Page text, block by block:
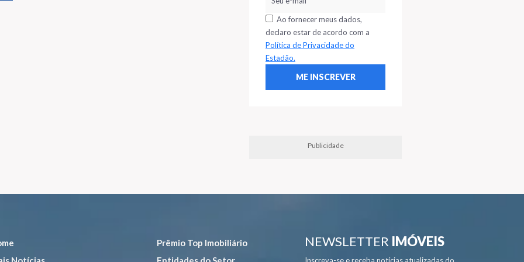
Ao fornecer meus dados,
declaro estar de acordo com a
Política de Privacidade do
Estadão.
Publicidade
Prêmio Top Imobiliário
NEWSLETTER IMÓVEIS